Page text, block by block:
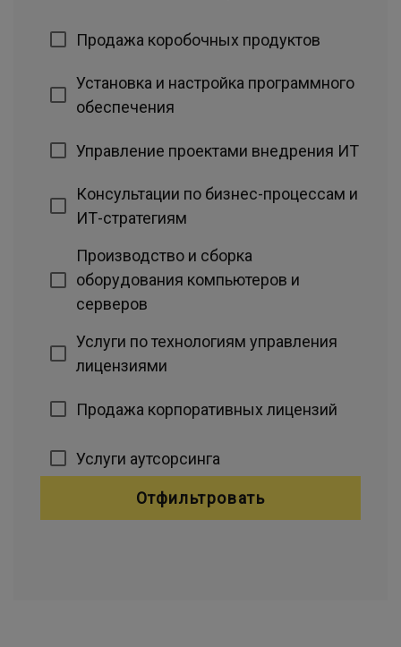
Продажа коробочных продуктов
Установка и настройка программного
обеспечения
Управление проектами внедрения ИТ
Консультации по бизнес-процессам и
ИТ-стратегиям
Производство и сборка
оборудования компьютеров и
серверов
Услуги по технологиям управления
лицензиями
Продажа корпоративных лицензий
Услуги аутсорсинга
Отфильтровать